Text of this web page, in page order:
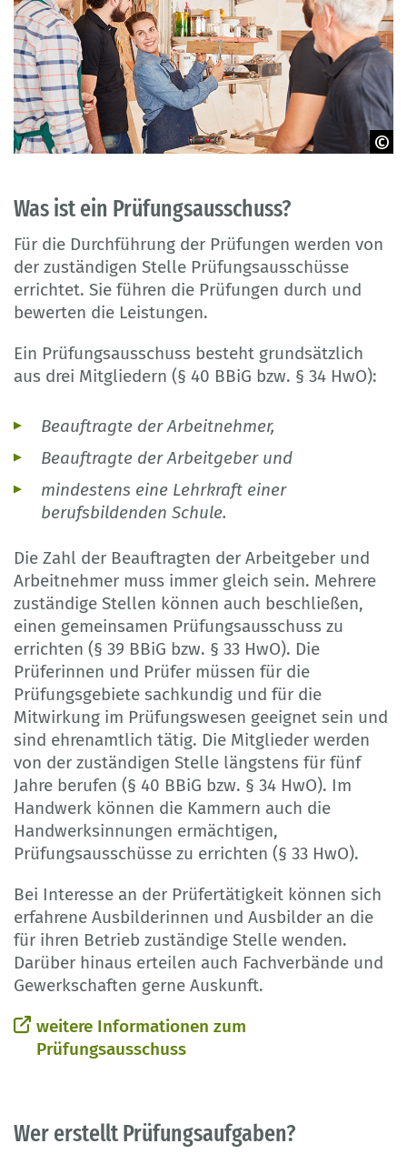
Was ist ein Prüfungsausschuss?
Für die Durchführung der Prüfungen werden von
der zuständigen Stelle Prüfungsausschüsse
errichtet. Sie führen die Prüfungen durch und
bewerten die Leistungen.
Ein Prüfungsausschuss besteht grundsätzlich
aus drei Mitgliedern (§ 40 BBiG bzw. § 34 HwO):
Beauftragte der Arbeitnehmer,
Beauftragte der Arbeitgeber und
mindestens eine Lehrkraft einer
berufsbildenden Schule.
Die Zahl der Beauftragten der Arbeitgeber und
Arbeitnehmer muss immer gleich sein. Mehrere
zuständige Stellen können auch beschließen,
einen gemeinsamen Prüfungsausschuss zu
errichten (§ 39 BBiG bzw. § 33 HwO). Die
Prüferinnen und Prüfer müssen für die
Prüfungsgebiete sachkundig und für die
Mitwirkung im Prüfungswesen geeignet sein und
sind ehrenamtlich tätig. Die Mitglieder werden
von der zuständigen Stelle längstens für fünf
Jahre berufen (§ 40 BBiG bzw. § 34 HwO). Im
Handwerk können die Kammern auch die
Handwerksinnungen ermächtigen,
Prüfungsausschüsse zu errichten (§ 33 HwO).
Bei Interesse an der Prüfertätigkeit können sich
erfahrene Ausbilderinnen und Ausbilder an die
für ihren Betrieb zuständige Stelle wenden.
Darüber hinaus erteilen auch Fachverbände und
Gewerkschaften gerne Auskunft.
weitere Informationen zum
Prüfungsausschuss
Wer erstellt Prüfungsaufgaben?